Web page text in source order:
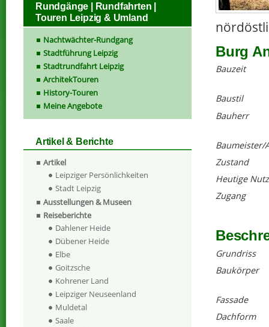
Burg
Bauzeit
Baustil
Bauherr
Baumeister/
Zustand
Heutige
Zugang
Grundriss
Baukörper
Fassade
Dachform
Rundgänge | Rundfahrten |
Touren Leipzig & Umland
Nachtwächter-Rundgang
Stadtführung Leipzig
Stadtrundfahrt Leipzig
ArchitekTouren
History-Touren
Meine Angebote
Artikel & Berichte
Artikel
Leipziger Persönlichkeiten
Stadt Leipzig
Ausstellungen & Museen
Reiseberichte
Dahlener Heide
Dübener Heide
Elbe
Goitzsche
Kohrener Land
Leipziger Neuseenland
Muldetal
Saale